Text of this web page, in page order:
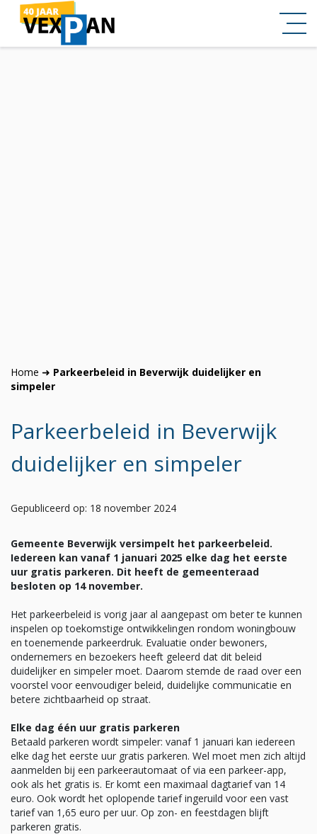
Home ➜ Parkeerbeleid in Beverwijk duidelijker en
simpeler
Parkeerbeleid in Beverwijk
duidelijker en simpeler
Gepubliceerd op: 18 november 2024
Gemeente Beverwijk versimpelt het parkeerbeleid.
Iedereen kan vanaf 1 januari 2025 elke dag het eerste
uur gratis parkeren. Dit heeft de gemeenteraad
besloten op 14 november.
Het parkeerbeleid is vorig jaar al aangepast om beter te kunnen
inspelen op toekomstige ontwikkelingen rondom woningbouw
en toenemende parkeerdruk. Evaluatie onder bewoners,
ondernemers en bezoekers heeft geleerd dat dit beleid
duidelijker en simpeler moet. Daarom stemde de raad over een
voorstel voor eenvoudiger beleid, duidelijke communicatie en
betere zichtbaarheid op straat.
Elke dag één uur gratis parkeren
Betaald parkeren wordt simpeler: vanaf 1 januari kan iedereen
elke dag het eerste uur gratis parkeren. Wel moet men zich altijd
aanmelden bij een parkeerautomaat of via een parkeer-app,
ook als het gratis is. Er komt een maximaal dagtarief van 14
euro. Ook wordt het oplopende tarief ingeruild voor een vast
tarief van 1,65 euro per uur. Op zon- en feestdagen blijft
parkeren gratis.